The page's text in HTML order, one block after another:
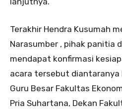
Terakhir Hendra Kusumah
Narasumber , pihak panitia
mendapat konfirmasi
acara tersebut diantaranya
Guru Besar Fakultas
Pria Suhartana, Dekan